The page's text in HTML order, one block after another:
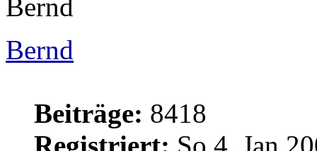
Bernd
Bernd
Beiträge: 8418
Registriert: So 4. Jan